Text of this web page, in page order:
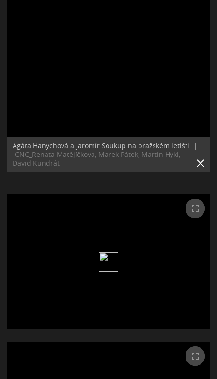
Agáta Hanychová a Jaromír Soukup na pražském letišti
|
CNC_Renata Matějíčková, Marek Pátek, Martin Hykl,
David Kundrát